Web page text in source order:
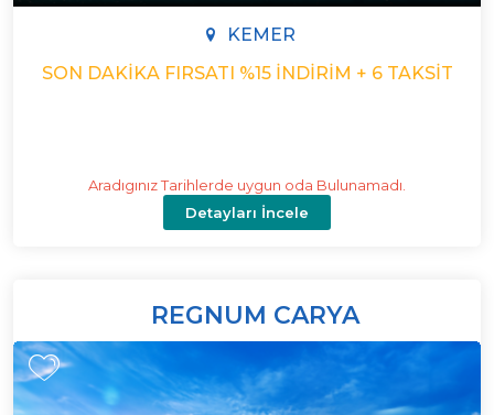
KEMER
SON DAKIKA FIRSATI %15 İNDIRIM + 6 TAKSIT
Aradıgınız Tarihlerde uygun oda Bulunamadı.
Detayları İncele
REGNUM CARYA